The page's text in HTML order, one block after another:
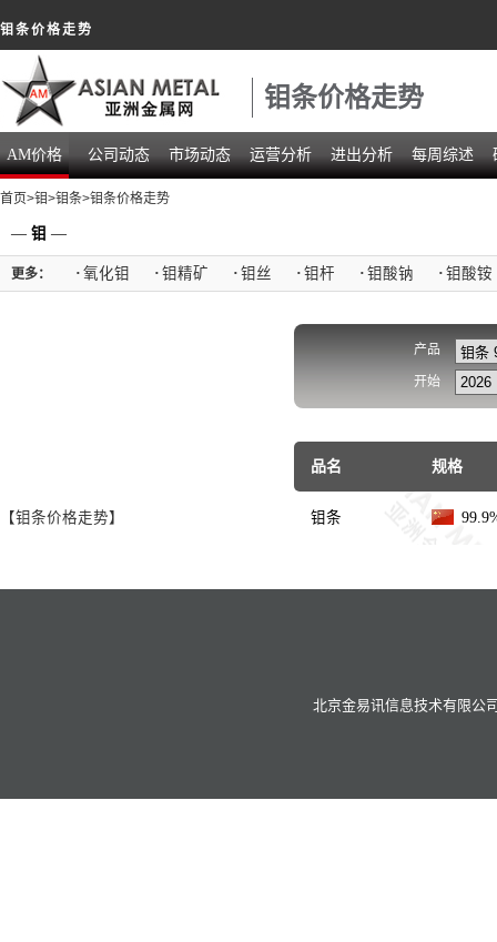
钼条价格走势
钼条价格走势
AM价格 公司动态 市场动态 运营分析 进出分析 每周综述
首页>钼>钼条>钼条价格走势
— 钼 —
更多： · 氧化钼 · 钼精矿 · 钼丝 · 钼杆 · 钼酸钠 · 钼酸铵
【钼条价格走势】
产品
开始
品名 规格
钼条
北京金易讯信息技术有限公